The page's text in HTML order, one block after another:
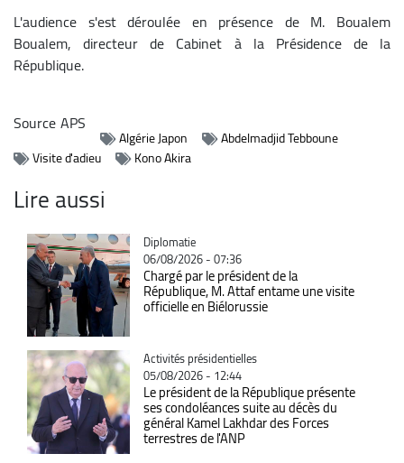
L'audience s'est déroulée en présence de M. Boualem
Boualem, directeur de Cabinet à la Présidence de la
République.
SourceAPS
Algérie Japon
Abdelmadjid Tebboune
Visite d'adieu
Kono Akira
Lire aussi
Catégorie
Diplomatie
06/08/2026 - 07:36
Chargé par le président de la
République, M. Attaf entame une visite
officielle en Biélorussie
Catégorie
Activités présidentielles
05/08/2026 - 12:44
Le président de la République présente
ses condoléances suite au décès du
général Kamel Lakhdar des Forces
terrestres de l'ANP